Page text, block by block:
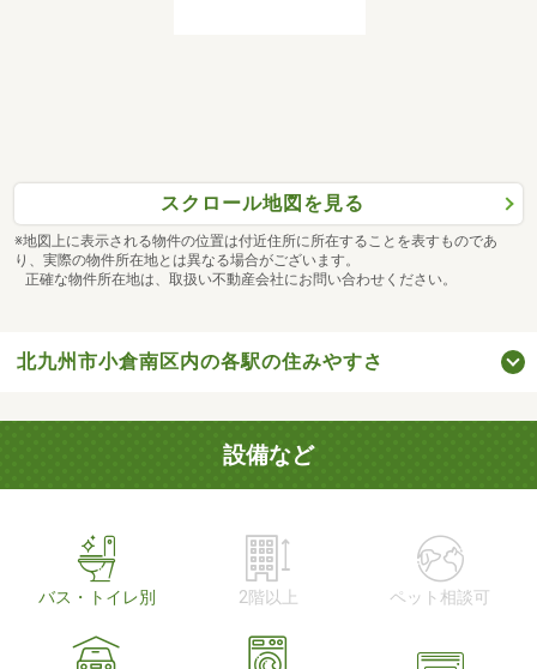
スクロール地図を見る
※地図上に表示される物件の位置は付近住所に所在することを表すものであ
り、実際の物件所在地とは異なる場合がございます。
正確な物件所在地は、取扱い不動産会社にお問い合わせください。
北九州市小倉南区内の各駅の住みやすさ
設備など
バス・トイレ別 2階以上 ペット相談可